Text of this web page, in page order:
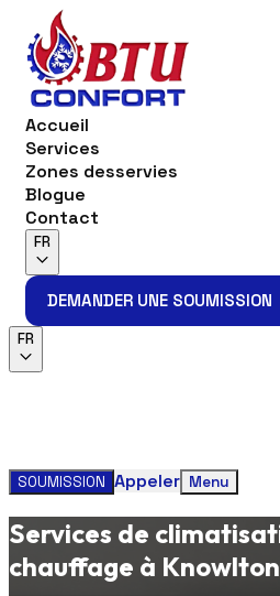
Accueil
Services
Zones desservies
Blogue
Contact
FR
DEMANDER UNE SOUMISSION
FR
SOUMISSION Appeler Menu
Services de
chauffage à Knowlton